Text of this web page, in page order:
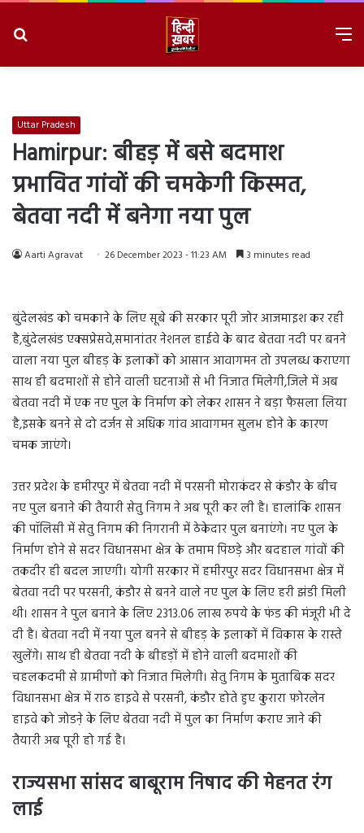
Uttar Pradesh
Hamirpur: बीहड़ में बसे बदमाश
प्रभावित गांवों की चमकेगी किस्मत,
बेतवा नदी में बनेगा नया पुल
Aarti Agravat 26 December 2023 - 11:23 AM 3 minutes read
बुंदेलखंड को चमकाने के लिए सूबे की सरकार पूरी जोर आजमाइश कर रही
है,बुंदेलखंड एक्सप्रेसवे,समानांतर नेशनल हाईवे के बाद बेतवा नदी पर बनने
वाला नया पुल बीहड़ के इलाकों को आसान आवागमन तो उपलब्ध कराएगा
साथ ही बदमाशों से होने वाली घटनाओं से भी निजात मिलेगी,जिले में अब
बेतवा नदी में एक नए पुल के निर्माण को लेकर शासन ने बड़ा फैसला लिया
है,इसके बनने से दो दर्जन से अधिक गांव आवागमन सुलभ होने के कारण
चमक जाएंगे।
उत्तर प्रदेश के हमीरपुर में बेतवा नदी में परसनी मोराकंदर से कंडौर के बीच
नए पुल बनाने की तैयारी सेतु निगम ने अब पूरी कर ली है। हालांकि शासन
की पॉलिसी में सेतु निगम की निगरानी में ठेकेदार पुल बनाएंगे। नए पुल के
निर्माण होने से सदर विधानसभा क्षेत्र के तमाम पिछड़े और बदहाल गांवों की
तकदीर ही बदल जाएगी। योगी सरकार में हमीरपुर सदर विधानसभा क्षेत्र में
बेतवा नदी पर परसनी, कंडौर से बनने वाले नए पुल के लिए हरी झंडी मिली
थी। शासन ने पुल बनाने के लिए 2313.06 लाख रुपये के फंड की मंजूरी भी दे
दी है। बेतवा नदी में नया पुल बनने से बीहड़ के इलाकों में विकास के रास्ते
खुलेंगे। साथ ही बेतवा नदी के बीहड़ों में होने वाली बदमाशों की
चहलकदमी से ग्रामीणों को निजात मिलेगी। सेतु निगम के मुताबिक सदर
विधानसभा क्षेत्र में राठ हाइवे से परसनी, कंडौर होते हुए कुरारा फोरलेन
हाइवे को जोडऩे के लिए बेतवा नदी में पुल का निर्माण कराए जाने की
तैयारी अब पूरी हो गई है।
राज्यसभा सांसद बाबूराम निषाद की मेहनत रंग
लाई